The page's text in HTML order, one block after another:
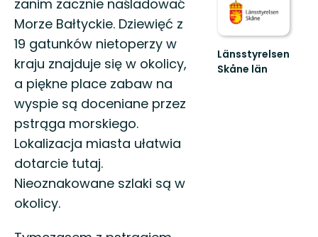
zanim zacznie naśladować
Morze Bałtyckie. Dziewięć z
19 gatunków nietoperzy w
kraju znajduje się w okolicy,
a piękne place zabaw na
wyspie są doceniane przez
pstrąga morskiego.
Lokalizacja miasta ułatwia
dotarcie tutaj.
Nieoznakowane szlaki są w
okolicy.
Länsstyrelsen
Skåne län